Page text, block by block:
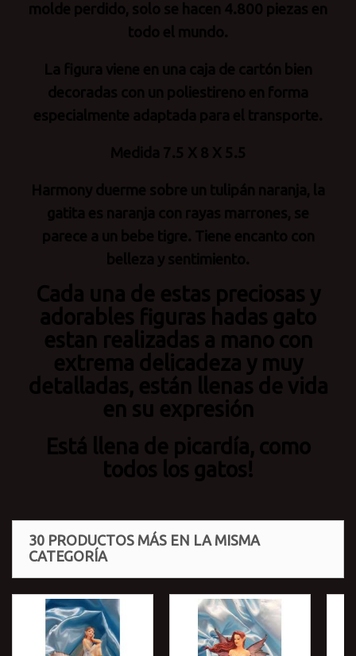
molde perdido, solo se hacen 4.800 piezas en
todo el mundo.
La figura viene en una caja de cartón bien
decoradas con un poliestireno en forma
especialmente adaptada para el transporte.
Medida 7.5 X 8 X 5.5
Harmony duerme sobre un tulipán naranja, la
gatita es naranja con rayas marrones, se
parece a un bebe tigre. Tiene encanto con
belleza y sentimiento.
Cada una de estas preciosas y
adorables figuras hadas gato
estan realizadas a mano con
extrema delicadeza y muy
detalladas, están llenas de vida
en su expresión
Está llena de picardía, como
todos los gatos!
30 PRODUCTOS MÁS EN LA MISMA
CATEGORÍA